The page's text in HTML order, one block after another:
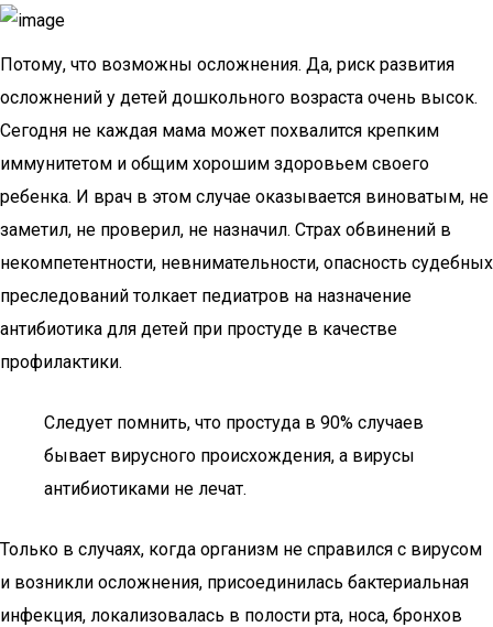
Потому, что возможны осложнения. Да, риск развития
осложнений у детей дошкольного возраста очень высок.
Сегодня не каждая мама может похвалится крепким
иммунитетом и общим хорошим здоровьем своего
ребенка. И врач в этом случае оказывается виноватым, не
заметил, не проверил, не назначил. Страх обвинений в
некомпетентности, невнимательности, опасность судебных
преследований толкает педиатров на назначение
антибиотика для детей при простуде в качестве
профилактики.
Следует помнить, что простуда в 90% случаев
бывает вирусного происхождения, а вирусы
антибиотиками не лечат.
Только в случаях, когда организм не справился с вирусом
и возникли осложнения, присоединилась бактериальная
инфекция, локализовалась в полости рта, носа, бронхов